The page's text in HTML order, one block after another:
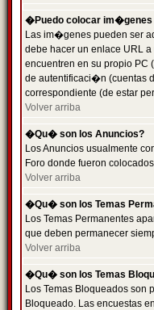
�Puedo colocar im�genes
Las im�genes pueden ser
debe hacer un enlace URL
encuentren en su propio PC
de autentificaci�n (cuentas
correspondiente (de estar
Volver arriba
�Qu� son los Anuncios?
Los Anuncios usualmente
Foro donde fueron
Volver arriba
�Qu� son los Temas
Los Temas Permanentes
que deben permanecer
Volver arriba
�Qu� son los Temas
Los Temas Bloqueados son
Bloqueado. Las encuestas